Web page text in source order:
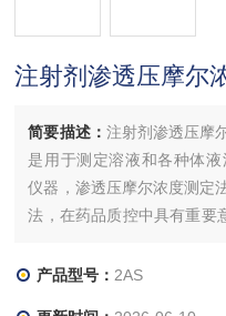
注射剂渗透压摩尔
简要描述： 注射剂渗透压摩
是用于测定溶液和各种体
仪器，渗透压摩尔浓度测定
法，在药品质控中具有重要
检测标准的规定。满足
产品型号： 2AS